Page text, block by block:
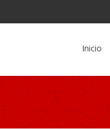
Inicio